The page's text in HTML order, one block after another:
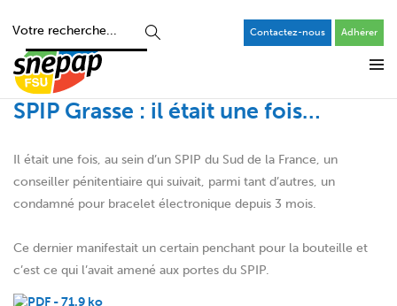
Contactez-nous Adhérer
SPIP Grasse : il était une fois…
Il était une fois, au sein d’un SPIP du Sud de la France, un
conseiller pénitentiaire qui suivait, parmi tant d’autres, un
condamné pour bracelet électronique depuis 3 mois.
Ce dernier manifestait un certain penchant pour la bouteille et
c’est ce qui l’avait amené aux portes du SPIP.